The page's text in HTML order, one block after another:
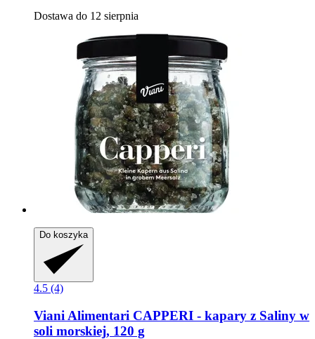
Dostawa do 12 sierpnia
Do koszyka
4.5 (4)
Viani Alimentari CAPPERI -​ kapary z Saliny w
soli morskiej, 120 g